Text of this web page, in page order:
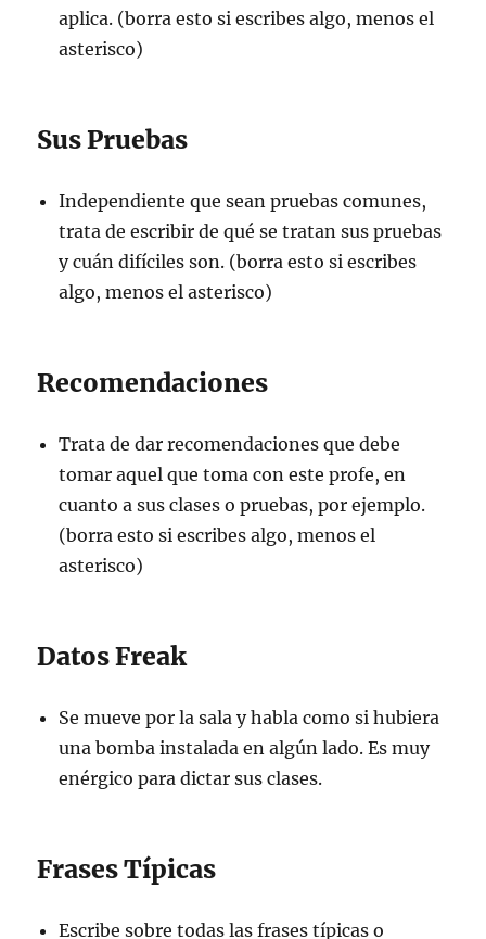
aplica. (borra esto si escribes algo, menos el
asterisco)
Sus Pruebas
Independiente que sean pruebas comunes,
trata de escribir de qué se tratan sus pruebas
y cuán difíciles son. (borra esto si escribes
algo, menos el asterisco)
Recomendaciones
Trata de dar recomendaciones que debe
tomar aquel que toma con este profe, en
cuanto a sus clases o pruebas, por ejemplo.
(borra esto si escribes algo, menos el
asterisco)
Datos Freak
Se mueve por la sala y habla como si hubiera
una bomba instalada en algún lado. Es muy
enérgico para dictar sus clases.
Frases Típicas
Escribe sobre todas las frases típicas o